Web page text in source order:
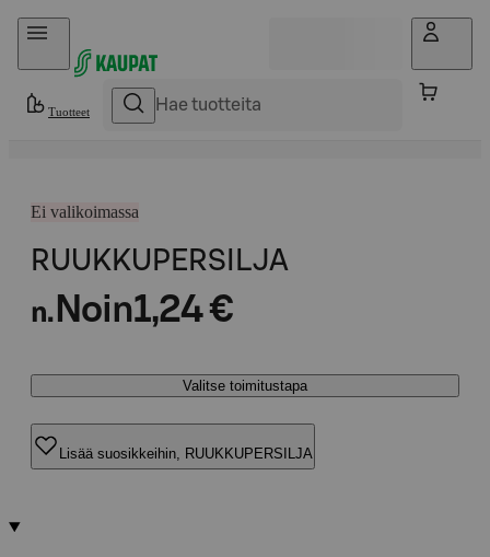
Hyppää sisältöön
Tuotteet
Ei valikoimassa
RUUKKUPERSILJA
n. Noin1,24 €
Valitse toimitustapa
Lisää suosikkeihin, RUUKKUPERSILJA